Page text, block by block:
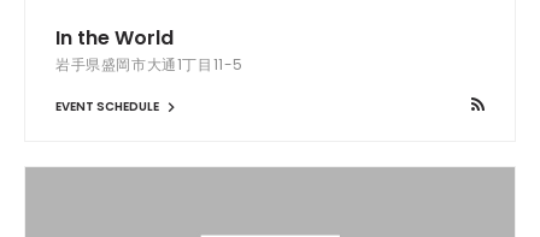
In the World
岩手県盛岡市大通1丁目11-5
EVENT SCHEDULE